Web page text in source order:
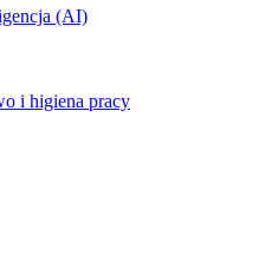
(AI)
i higiena pracy